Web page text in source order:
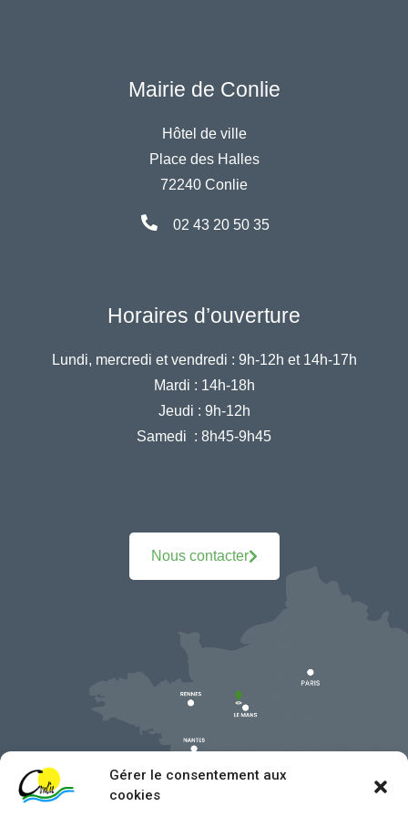
Gérer le consentement aux
cookies
Mairie de Conlie
Hôtel de ville
Place des Halles
72240 Conlie
02 43 20 50 35
Horaires d’ouverture
Lundi, mercredi et vendredi : 9h-12h et 14h-17h
Mardi : 14h-18h
Jeudi : 9h-12h
Samedi : 8h45-9h45
Nous contacter